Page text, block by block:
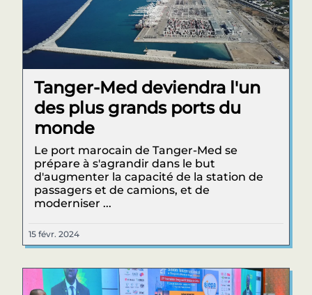
Tanger-Med deviendra l'un
des plus grands ports du
monde
Le port marocain de Tanger-Med se
prépare à s'agrandir dans le but
d'augmenter la capacité de la station de
passagers et de camions, et de
moderniser ...
15 févr. 2024